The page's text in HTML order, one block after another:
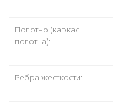
Полотно (каркас
полотна):
Ребра жесткости: